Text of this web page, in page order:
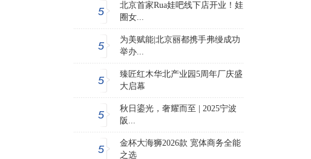
5
北京首家Rua娃吧线下店开业！娃
圈女...
5
为美赋能|北京丽都携手弗缦成功
举办...
5
臻匠红木华北产业园5周年厂庆盛
大启幕
5
秋日鎏光，奢耀而至 | 2025宁波
阪...
5
金杯大海狮2026款 宽体商务全能
之选